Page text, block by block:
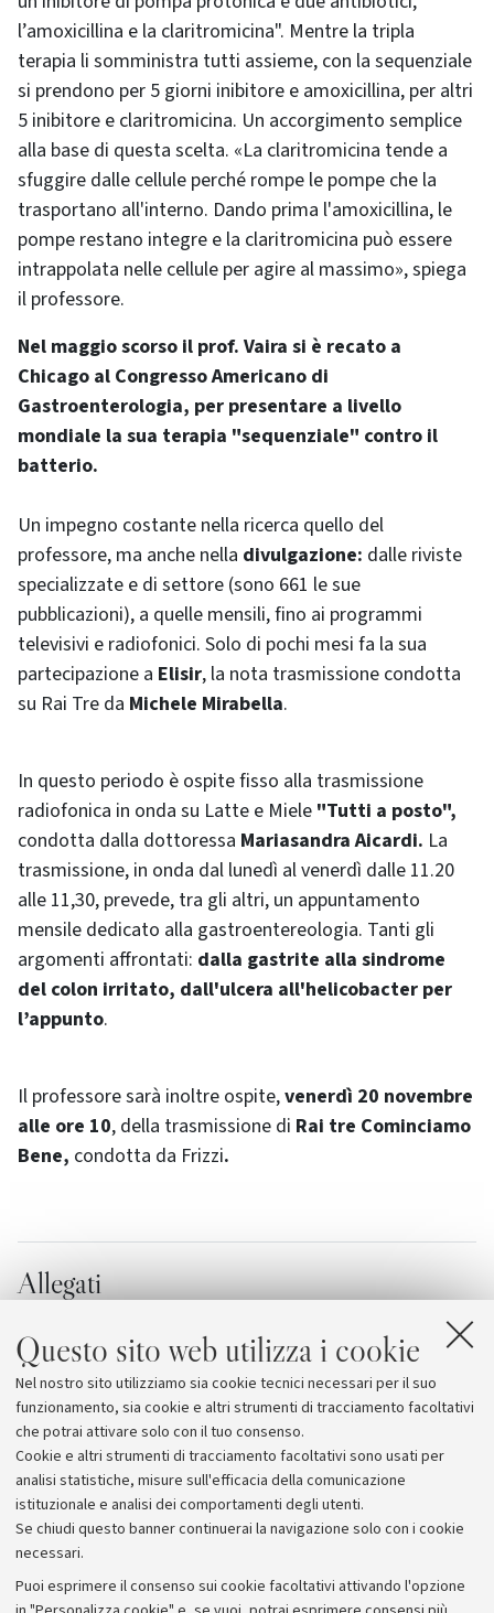
Questo sito web utilizza i cookie
Nel nostro sito utilizziamo sia cookie tecnici necessari per il suo
funzionamento, sia cookie e altri strumenti di tracciamento facoltativi
che potrai attivare solo con il tuo consenso.
Cookie e altri strumenti di tracciamento facoltativi sono usati per
analisi statistiche, misure sull'efficacia della comunicazione
istituzionale e analisi dei comportamenti degli utenti.
Se chiudi questo banner continuerai la navigazione solo con i cookie
necessari.
Puoi esprimere il consenso sui cookie facoltativi attivando l'opzione
l’amoxicillina e la claritromicina". Mentre la tripla
terapia li somministra tutti assieme, con la sequenziale
si prendono per 5 giorni inibitore e amoxicillina, per altri
5 inibitore e claritromicina. Un accorgimento semplice
alla base di questa scelta. «La claritromicina tende a
sfuggire dalle cellule perché rompe le pompe che la
trasportano all'interno. Dando prima l'amoxicillina, le
pompe restano integre e la claritromicina può essere
intrappolata nelle cellule per agire al massimo», spiega
il professore.
Nel maggio scorso il prof. Vaira si è recato a
Chicago al Congresso Americano di
Gastroenterologia, per presentare a livello
mondiale la sua terapia "sequenziale" contro il
batterio.
Un impegno costante nella ricerca quello del
professore, ma anche nella divulgazione: dalle riviste
specializzate e di settore (sono 661 le sue
pubblicazioni), a quelle mensili, fino ai programmi
televisivi e radiofonici. Solo di pochi mesi fa la sua
partecipazione a Elisir, la nota trasmissione condotta
su Rai Tre da Michele Mirabella.
In questo periodo è ospite fisso alla trasmissione
radiofonica in onda su Latte e Miele "Tutti a posto",
condotta dalla dottoressa Mariasandra Aicardi. La
trasmissione, in onda dal lunedì al venerdì dalle 11.20
alle 11,30, prevede, tra gli altri, un appuntamento
mensile dedicato alla gastroentereologia. Tanti gli
argomenti affrontati: dalla gastrite alla sindrome
del colon irritato, dall'ulcera all'helicobacter per
l’appunto.
Il professore sarà inoltre ospite,venerdì 20 novembre
alle ore 10, della trasmissione di Rai tre Cominciamo
Bene, condotta da Frizzi.
Allegati
Tutto a posto in onda su Latte e miele
Cominciamo bene
Archivio